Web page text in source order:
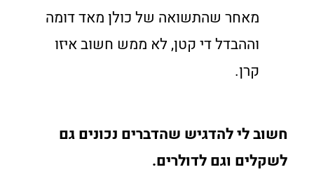
מאחר שהתשואה של כולן מאד דומה
וההבדל די קטן, לא ממש חשוב איזו
קרן.
חשוב לי להדגיש שהדברים נכונים גם
לשקלים וגם לדולרים.